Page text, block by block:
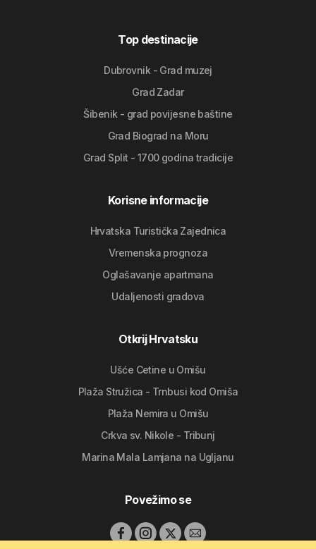
Top destinacije
Dubrovnik - Grad muzej
Grad Zadar
Šibenik - grad povijesne baštine
Grad Biograd na Moru
Grad Split - 1700 godina tradicije
Korisne informacije
Hrvatska Turistička Zajednica
Vremenska prognoza
Oglašavanje apartmana
Udaljenosti gradova
Otkrij Hrvatsku
Ušće Cetine u Omišu
Plaža Stružica - Trnbusi kod Omiša
Plaža Nemira u Omišu
Crkva sv. Nikole - Tribunj
Marina Mala Lamjana na Ugljanu
Povežimo se